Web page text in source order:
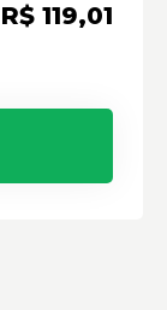
R$ 119,01